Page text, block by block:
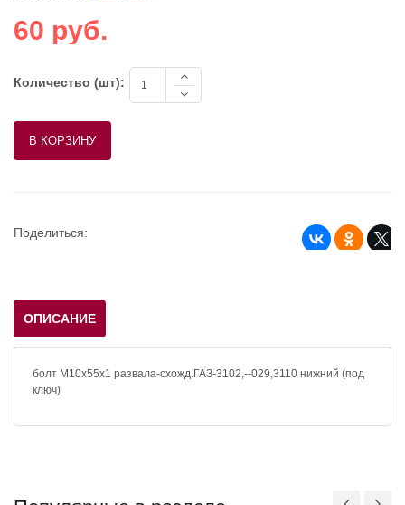
60 руб.
Количество (шт):
Поделиться:
ОПИСАНИЕ
болт М10х55х1 развала-схожд.ГАЗ-3102,--029,3110 нижний (под
ключ)